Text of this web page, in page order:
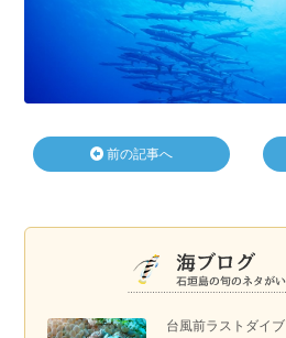
台風前ラストダイブ
前の記事へ